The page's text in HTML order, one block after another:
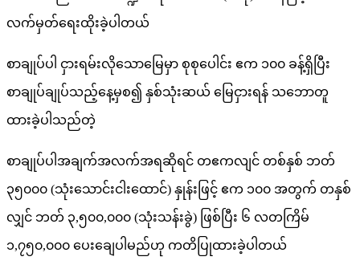
လက်မှတ်ရေးထိုးခဲ့ပါတယ်
စာချုပ်ပါ ငှားရမ်းလိုသောမြေမှာ စုစုပေါင်း ဧက ၁၀၀ ခန့်ရှိပြီး
စာချုပ်ချုပ်သည့်နေ့မှစ၍ နှစ်သုံးဆယ် မြေငှားရန် သဘောတူ
ထားခဲ့ပါသည်တဲ့
စာချုပ်ပါအချက်အလက်အရဆိုရင် တဧကလျင် တစ်နှစ် ဘတ်
၃၅၀၀၀ (သုံးသောင်းငါးထောင်) နှုန်းဖြင့် ဧက ၁၀၀ အတွက် တနှစ်
လျှင် ဘတ် ၃,၅၀၀,၀၀၀ (သုံးသန်းခွဲ) ဖြစ်ပြီး ၆ လတကြိမ်
၁,၇၅၀,၀၀၀ ပေးချေပါမည်ဟု ကတိပြုထားခဲ့ပါတယ်